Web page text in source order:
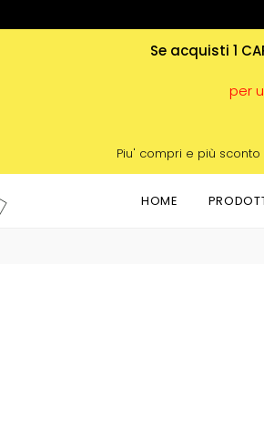
Se acquisti 1
per
Piu' compri e più
HOME